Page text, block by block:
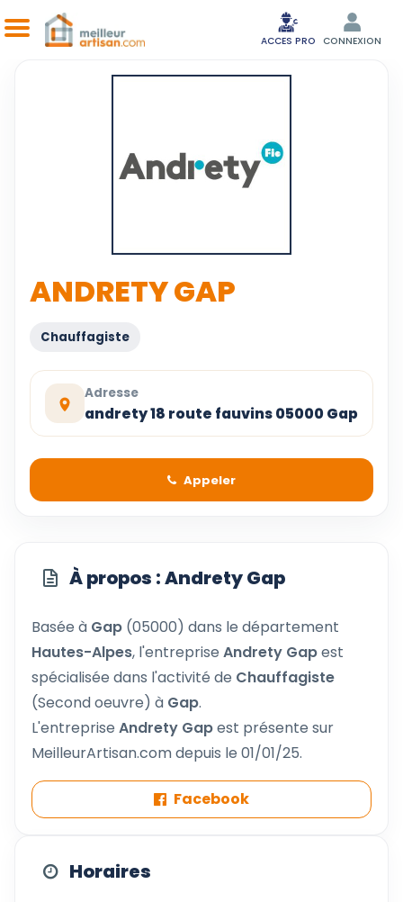
ACCES PRO CONNEXION
ANDRETY GAP
Chauffagiste
Adresse
andrety 18 route fauvins 05000 Gap
Appeler
À propos : Andrety Gap
Basée à Gap (05000) dans le département
Hautes-Alpes, l'entreprise Andrety Gapest
spécialisée dans l'activité de Chauffagiste
(Second oeuvre) à Gap.
L'entreprise Andrety Gapest présente sur
MeilleurArtisan.com depuis le 01/01/25.
Facebook
Horaires